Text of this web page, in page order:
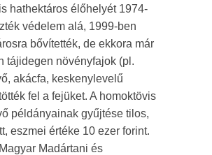
hathektáros élőhelyét 1974-
védelem alá, 1999-ben
bővítették, de ekkora már
tájidegen növényfajok (pl.
akácfa, keskenylevelű
fel a fejüket. A homoktövis
példányainak gyűjtése tilos,
eszmei értéke 10 ezer forint.
Madártani és